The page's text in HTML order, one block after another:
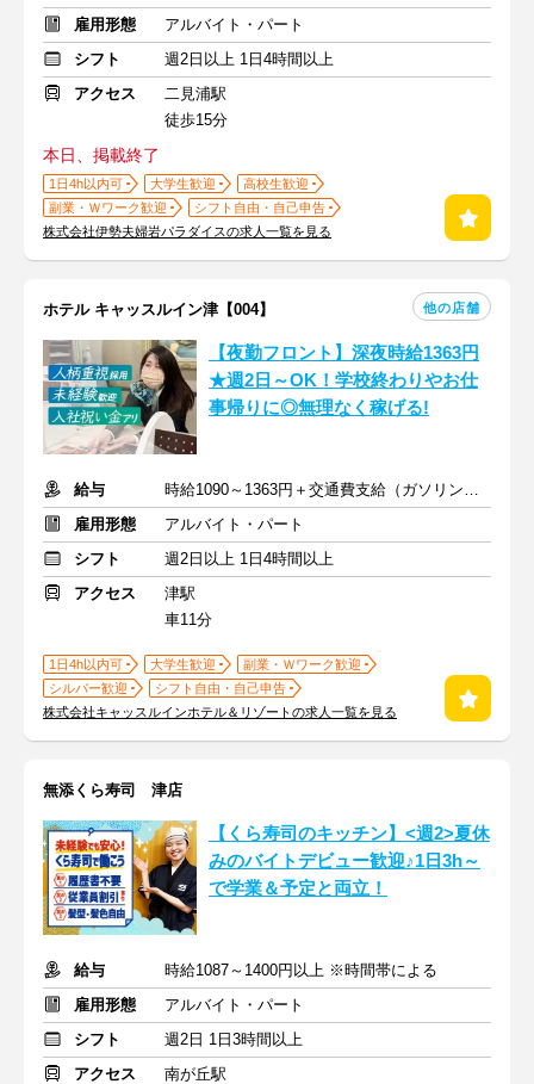
雇用形態
アルバイト・パート
シフト
週2日以上 1日4時間以上
アクセス
二見浦駅
徒歩15分
本日、掲載終了
1日4h以内可 大学生歓迎
高校生歓迎
副業・Ｗワーク歓迎
シフト自由・自己申告
株式会社伊勢夫婦岩パラダイスの求人一覧を見る
ホテル キャッスルイン津【004】 他の店舗
【夜勤フロント】深夜時給1363円
★週2日～OK！学校終わりやお仕
事帰りに◎無理なく稼げる!
給与
時給1090～1363円＋交通費支給（ガソリン代含む）
雇用形態
アルバイト・パート
シフト
週2日以上 1日4時間以上
アクセス
津駅
車11分
1日4h以内可 大学生歓迎
副業・Ｗワーク歓迎
シルバー歓迎
シフト自由・自己申告
株式会社キャッスルインホテル＆リゾートの求人一覧を見る
無添くら寿司 津店
【くら寿司のキッチン】<週2>夏休
みのバイトデビュー歓迎♪1日3h～
で学業＆予定と両立！
給与
時給1087～1400円以上 ※時間帯による
雇用形態
アルバイト・パート
シフト
週2日 1日3時間以上
アクセス
南が丘駅